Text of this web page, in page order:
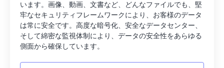
います。画像、動画、文書など、どんなファイルでも、堅
牢なセキュリティフレームワークにより、お客様のデータ
は常に安全です。高度な暗号化、安全なデータセンター、
そして綿密な監視体制により、データの安全性をあらゆる
側面から確保しています。